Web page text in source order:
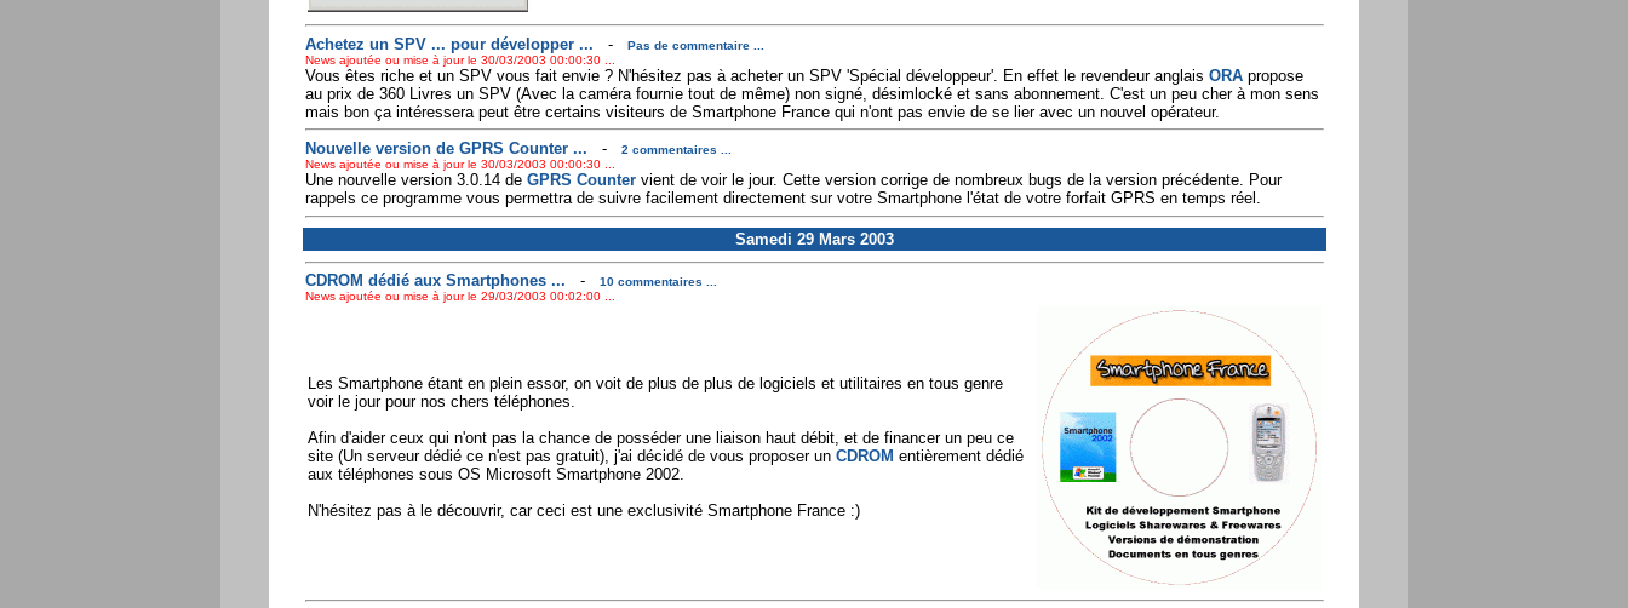
Achetez un SPV ... pour développer ... -
Pas de commentaire ...
News ajoutée ou mise à jour le 30/03/2003 00:00:30 ...
Vous êtes riche et un SPV vous fait envie ? N'hésitez pas à acheter un SPV 'Spécial développeur'. En effet le revendeur anglais ORApropose
au prix de 360 Livres un SPV (Avec la caméra fournie tout de même) non signé, désimlocké et sans abonnement. C'est un peu cher à mon sens
mais bon ça intéressera peut être certains visiteurs de Smartphone France qui n'ont pas envie de se lier avec un nouvel opérateur.
Nouvelle version de GPRS Counter ... -
2 commentaires ...
News ajoutée ou mise à jour le 30/03/2003 00:00:30 ...
Une nouvelle version 3.0.14 de GPRS Countervient de voir le jour. Cette version corrige de nombreux bugs de la version précédente. Pour
rappels ce programme vous permettra de suivre facilement directement sur votre Smartphone l'état de votre forfait GPRS en temps réel.
Samedi 29 Mars 2003
CDROM dédié aux Smartphones ... -
10 commentaires ...
News ajoutée ou mise à jour le 29/03/2003 00:02:00 ...
Les Smartphone étant en plein essor, on voit de plus de plus de logiciels et utilitaires en tous genre
voir le jour pour nos chers téléphones.
Afin d'aider ceux qui n'ont pas la chance de posséder une liaison haut débit, et de financer un peu ce
site (Un serveur dédié ce n'est pas gratuit), j'ai décidé de vous proposer un CDROM entièrement dédié
aux téléphones sous OS Microsoft Smartphone 2002.
N'hésitez pas à le découvrir, car ceci est une exclusivité Smartphone France :)